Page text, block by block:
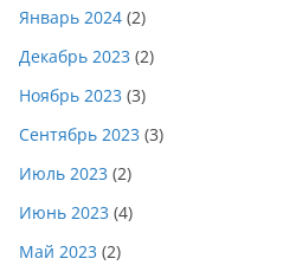
Январь 2024 (2)
Декабрь 2023 (2)
Ноябрь 2023 (3)
Сентябрь 2023 (3)
Июль 2023 (2)
Июнь 2023 (4)
Май 2023 (2)